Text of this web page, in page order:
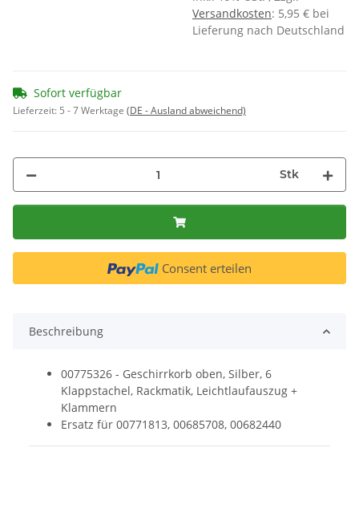
Versandkosten: 5,95 € bei
Lieferung nach Deutschland
Sofort verfügbar
Lieferzeit: 5 - 7 Werktage (DE - Ausland abweichend)
Stk
Consent erteilen
Beschreibung
00775326 - Geschirrkorb oben, Silber, 6
Klappstachel, Rackmatik, Leichtlaufauszug +
Klammern
Ersatz für 00771813, 00685708, 00682440